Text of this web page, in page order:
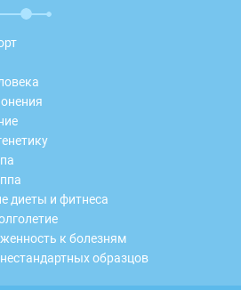
диеты и фитнеса
к болезням
образцов